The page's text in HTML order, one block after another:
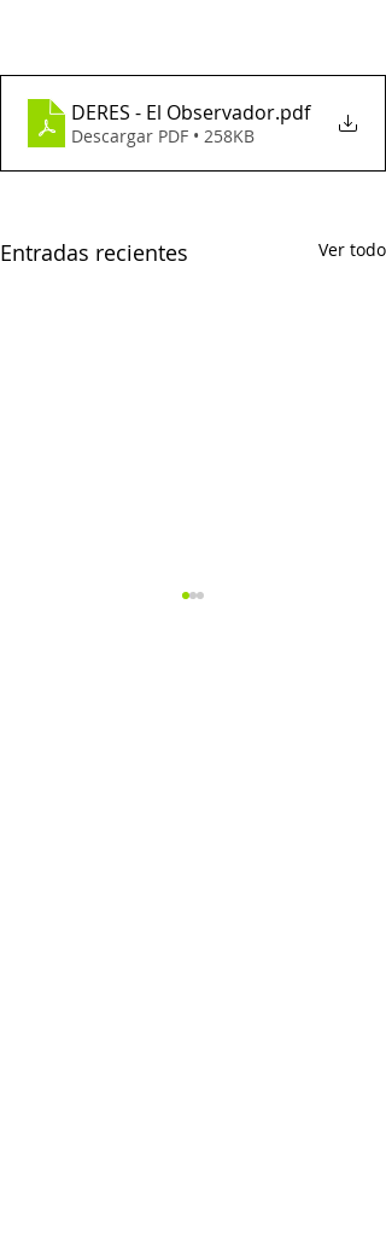
DERES - El Observador.pdf
Descargar PDF • 258KB
Entradas recientes Ver todo